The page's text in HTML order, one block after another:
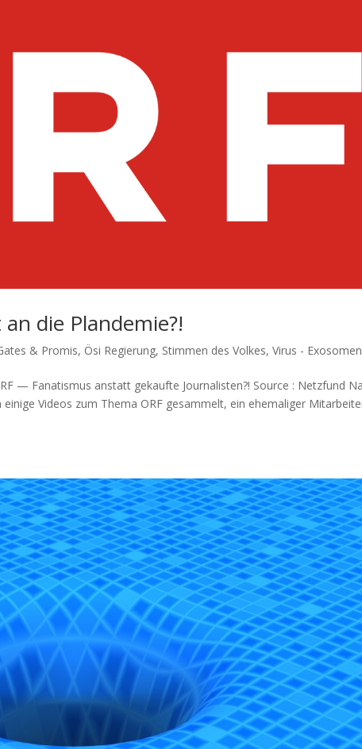
die Plandemie?!
& Promis, Ösi Regierung, Stimmen des Volkes,Virus - Exosomen
— Fana­tis­mus anstatt gekauf­te Journalisten?! Source : Netzfund
Vide­os zum The­ma ORF gesam­melt, ein ehe­ma­li­ger